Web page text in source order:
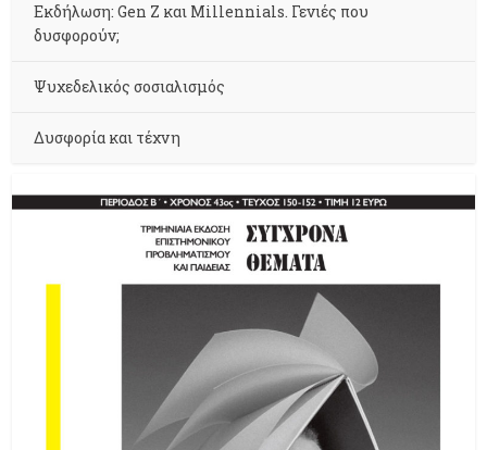
Εκδήλωση: Gen Z και Millennials. Γενιές που
δυσφορούν;
Ψυχεδελικός σοσιαλισμός
Δυσφορία και τέχνη